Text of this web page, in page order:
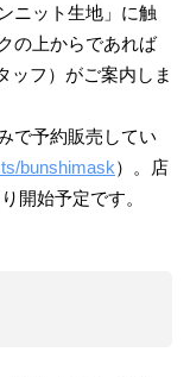
ニット生地」に触
の上からであれば
ッフ）がご案内しま
で予約販売してい
bunshimask）。店
開始予定です。